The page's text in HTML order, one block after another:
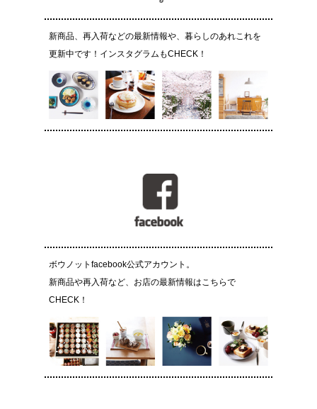
新商品、再入荷などの最新情報や、暮らしのあれこれを
更新中です！インスタグラムもCHECK！
ボウノットfacebook公式アカウント。
新商品や再入荷など、お店の最新情報はこちらで
CHECK！